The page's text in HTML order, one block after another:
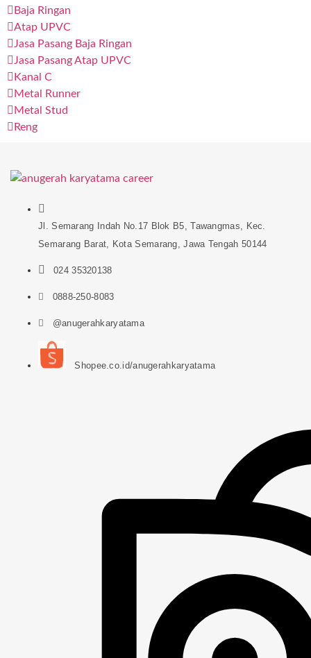
Baja Ringan
Atap UPVC
Jasa Pasang Baja Ringan
Jasa Pasang Atap UPVC
Kanal C
Metal Runner
Metal Stud
Reng
Jl. Semarang Indah No.17 Blok B5, Tawangmas, Kec.
Semarang Barat, Kota Semarang, Jawa Tengah 50144
024 35320138
0888-250-8083
@anugerahkaryatama
Shopee.co.id/anugerahkaryatama